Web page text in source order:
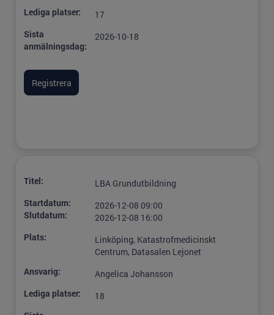
Lediga platser:
17
Sista
anmälningsdag:
2026-10-18
Titel:
LBA Grundutbildning
Startdatum:
Slutdatum:
2026-12-08 09:00
2026-12-08 16:00
Plats:
Linköping, Katastrofmedicinskt
Centrum, Datasalen Lejonet
Ansvarig:
Angelica Johansson
Lediga platser:
18